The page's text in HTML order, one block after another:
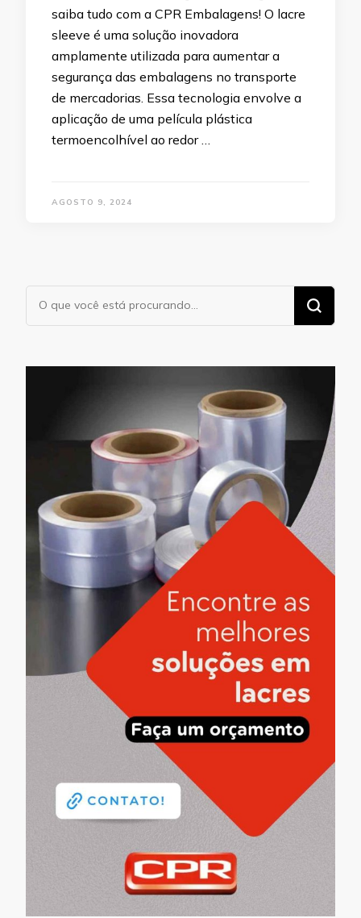
saiba tudo com a CPR Embalagens! O lacre
sleeve é uma solução inovadora
amplamente utilizada para aumentar a
segurança das embalagens no transporte
de mercadorias. Essa tecnologia envolve a
aplicação de uma película plástica
termoencolhível ao redor …
AGOSTO 9, 2024
Procurando
algo?